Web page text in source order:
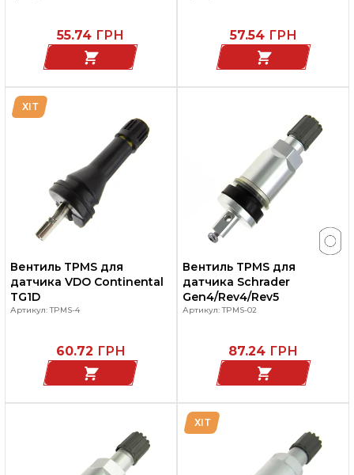
55.74 ГРН 57.54 ГРН
ХІТ
Вентиль TPMS для
датчика VDO Continental
TG1D
Артикул: TPMS-4
60.72 ГРН
Вентиль TPMS для
датчика Schrader
Gen4/Rev4/Rev5
Артикул: TPMS-02
87.24 ГРН
ХІТ